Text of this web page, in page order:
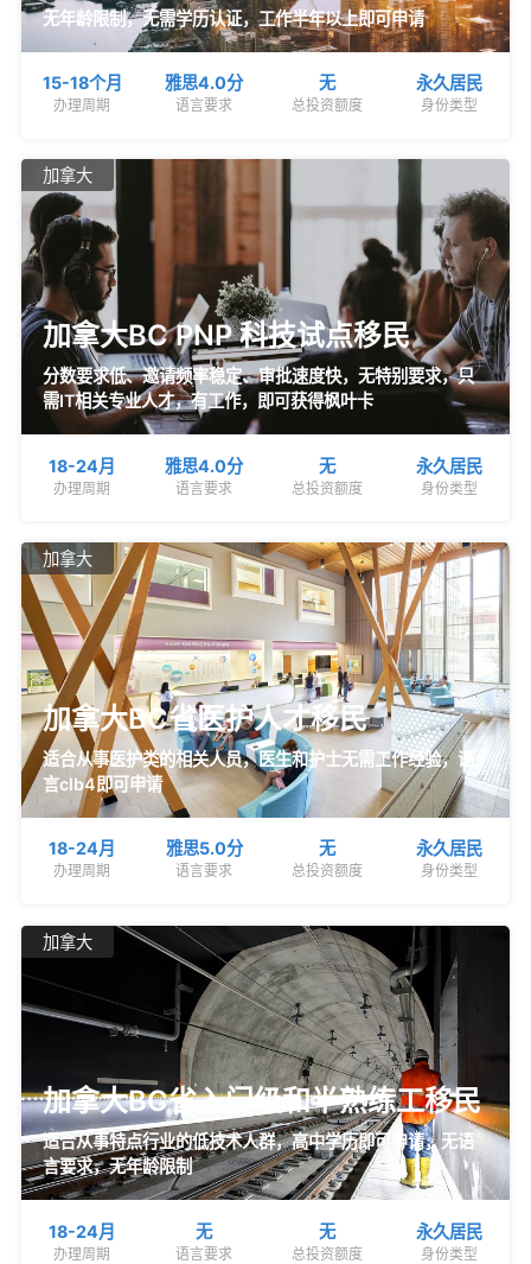
道
无年龄限制，无需学历认证，工作半年以上即可申请
15-18个月
办理周期
雅思4.0分
语言要求
无
总投资额度
永久居民
身份类型
加拿大
加拿大BC PNP 科技试点移民
分数要求低、邀请频率稳定、审批速度快，无特别要求，只
需IT相关专业人才，有工作，即可获得枫叶卡
18-24月
办理周期
雅思4.0分
语言要求
无
总投资额度
永久居民
身份类型
加拿大
加拿大BC省医护人才移民
适合从事医护类的相关人员，医生和护士无需工作经验，语
言clb4即可申请
18-24月
办理周期
雅思5.0分
语言要求
无
总投资额度
永久居民
身份类型
加拿大
加拿大BC省入门级和半熟练工移民
适合从事特点行业的低技术人群，高中学历即可申请，无语
言要求，无年龄限制
18-24月
办理周期
无
语言要求
无
总投资额度
永久居民
身份类型